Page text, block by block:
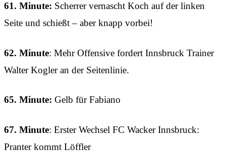
61. Minute: Scherrer vernascht Koch auf der linken
Seite und schießt – aber knapp vorbei!
62. Minute: Mehr Offensive fordert Innsbruck Trainer
Walter Kogler an der Seitenlinie.
65. Minute: Gelb für Fabiano
67. Minute: Erster Wechsel FC Wacker Innsbruck:
Pranter kommt Löffler